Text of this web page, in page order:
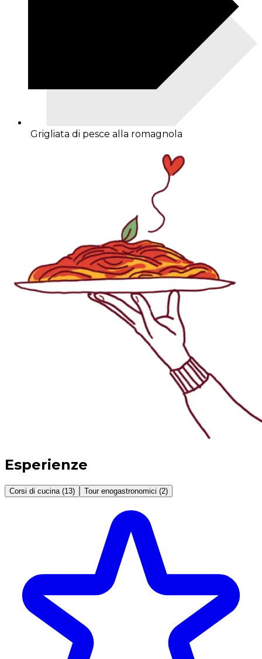
Grigliata di pesce alla romagnola
Esperienze
Corsi di cucina (13) Tour enogastronomici (2)